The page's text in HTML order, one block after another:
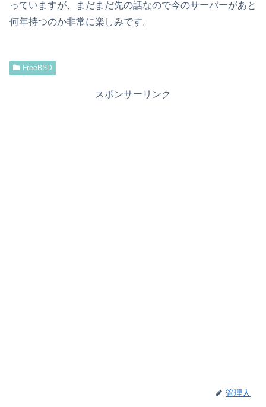
っていますが、まだまだ先の話なので今のサーバーがあと
何年持つのか非常に楽しみです。
FreeBSD
スポンサーリンク
管理人